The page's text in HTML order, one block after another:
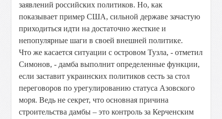
заявлений российских политиков. Но, как
показывает пример США, сильной державе зачастую
приходиться идти на достаточно жесткие и
непопулярные шаги в своей внешней политике.
Что же касается ситуации с островом Тузла, - отметил
Симонов, - дамба выполнит определенные функции,
если заставит украинских политиков сесть за стол
переговоров по урегулированию статуса Азовского
моря. Ведь не секрет, что основная причина
строительства дамбы – это контроль за Керченским